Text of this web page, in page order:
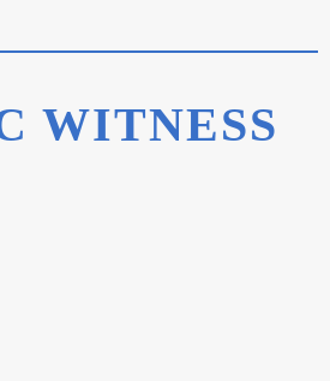
WITNESS